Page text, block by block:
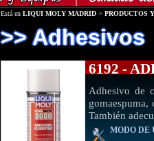
Está en LIQUI MOLY MADRID > PRODUCTOS
>> Adhesivos
6192 -
Adhesivo de
También
MODO DE